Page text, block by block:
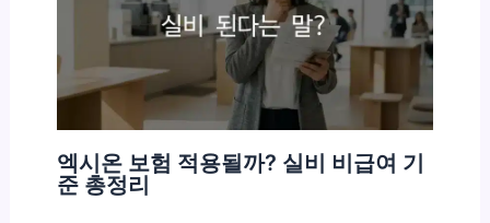
엑시온 보험 적용될까? 실비 비급여 기
준 총정리